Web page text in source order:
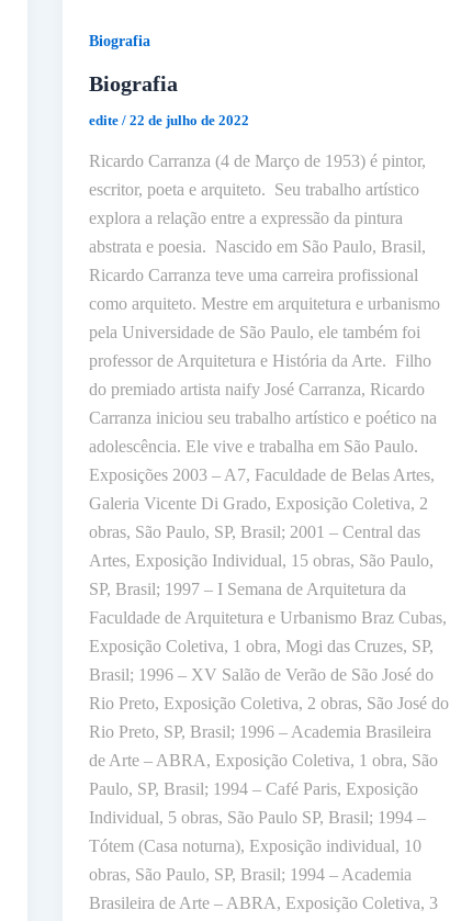
Biografia
Biografia
edite / 22 de julho de 2022
Ricardo Carranza (4 de Março de 1953) é pintor,
escritor, poeta e arquiteto. Seu trabalho artístico
explora a relação entre a expressão da pintura
abstrata e poesia. Nascido em São Paulo, Brasil,
Ricardo Carranza teve uma carreira profissional
como arquiteto. Mestre em arquitetura e urbanismo
pela Universidade de São Paulo, ele também foi
professor de Arquitetura e História da Arte. Filho
do premiado artista naify José Carranza, Ricardo
Carranza iniciou seu trabalho artístico e poético na
adolescência. Ele vive e trabalha em São Paulo.
Exposições 2003 – A7, Faculdade de Belas Artes,
Galeria Vicente Di Grado, Exposição Coletiva, 2
obras, São Paulo, SP, Brasil; 2001 – Central das
Artes, Exposição Individual, 15 obras, São Paulo,
SP, Brasil; 1997 – I Semana de Arquitetura da
Faculdade de Arquitetura e Urbanismo Braz Cubas,
Exposição Coletiva, 1 obra, Mogi das Cruzes, SP,
Brasil; 1996 – XV Salão de Verão de São José do
Rio Preto, Exposição Coletiva, 2 obras, São José do
Rio Preto, SP, Brasil; 1996 – Academia Brasileira
de Arte – ABRA, Exposição Coletiva, 1 obra, São
Paulo, SP, Brasil; 1994 – Café Paris, Exposição
Individual, 5 obras, São Paulo SP, Brasil; 1994 –
Tótem (Casa noturna), Exposição individual, 10
obras, São Paulo, SP, Brasil; 1994 – Academia
Brasileira de Arte – ABRA, Exposição Coletiva, 3